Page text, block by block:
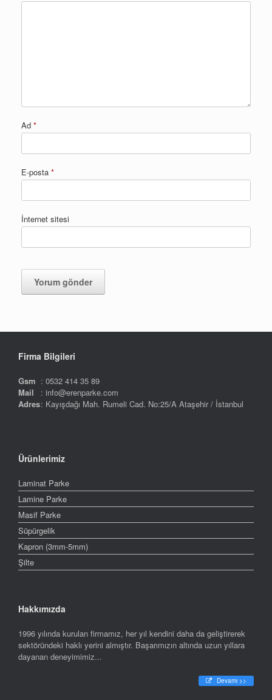
Ad *
E-posta *
İnternet sitesi
Firma Bilgileri
Gsm : 0532 414 35 89
Mail
: info@erenparke.com
Adres: Kayışdağı Mah. Rumeli Cad. No:25/A Ataşehir / İstanbul
Ürünlerimiz
Laminat Parke
Lamine Parke
Masif Parke
Süpürgelik
Kapron (3mm-5mm)
Şilte
Hakkımızda
1996 yılında kurulan firmamız, her yıl kendini daha da geliştirerek
sektöründeki haklı yerini almıştır. Başarımızın altında uzun yıllara
dayanan deneyimimiz...
Devamı >>